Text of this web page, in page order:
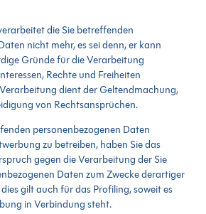
die Sie betreffenden
nicht mehr, es sei denn, er kann
Gründe für die Verarbeitung
Rechte und Freiheiten
dient der Geltendmachung,
von Rechtsansprüchen.
personenbezogenen Daten
zu betreiben, haben Sie das
gegen die Verarbeitung der Sie
Daten zum Zwecke derartiger
gilt auch für das Profiling, soweit es
in Verbindung steht.